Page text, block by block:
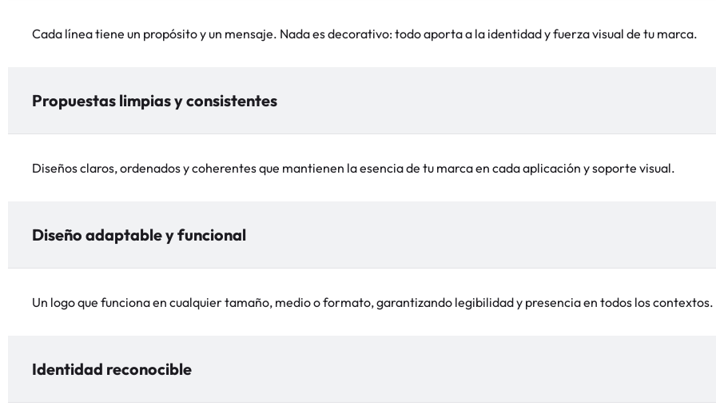
Cada línea tiene un propósito y un mensaje. Nada es decorativo: todo aporta a la identidad y fuerza visual de tu marca.
Propuestas limpias y consistentes
Diseños claros, ordenados y coherentes que mantienen la esencia de tu marca en cada aplicación y soporte visual.
Diseño adaptable y funcional
Un logo que funciona en cualquier tamaño, medio o formato, garantizando legibilidad y presencia en todos los contextos.
Identidad reconocible